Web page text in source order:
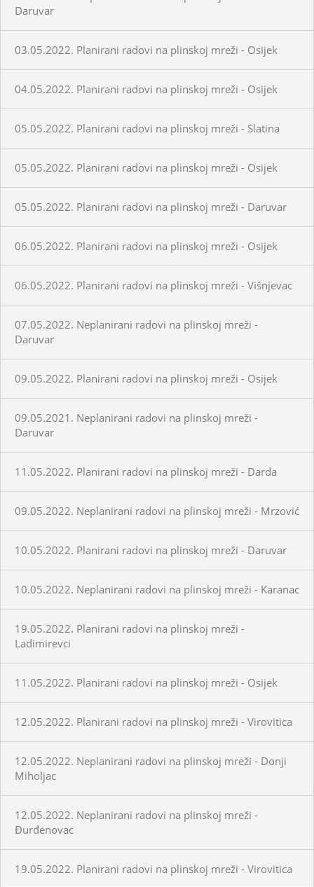
Daruvar
03.05.2022. Planirani radovi na plinskoj mreži - Osijek
04.05.2022. Planirani radovi na plinskoj mreži - Osijek
05.05.2022. Planirani radovi na plinskoj mreži - Slatina
05.05.2022. Planirani radovi na plinskoj mreži - Osijek
05.05.2022. Planirani radovi na plinskoj mreži - Daruvar
06.05.2022. Planirani radovi na plinskoj mreži - Osijek
06.05.2022. Planirani radovi na plinskoj mreži - Višnjevac
07.05.2022. Neplanirani radovi na plinskoj mreži -
Daruvar
09.05.2022. Planirani radovi na plinskoj mreži - Osijek
09.05.2021. Neplanirani radovi na plinskoj mreži -
Daruvar
11.05.2022. Planirani radovi na plinskoj mreži - Darda
09.05.2022. Neplanirani radovi na plinskoj mreži - Mrzović
10.05.2022. Planirani radovi na plinskoj mreži - Daruvar
10.05.2022. Neplanirani radovi na plinskoj mreži - Karanac
19.05.2022. Planirani radovi na plinskoj mreži -
Ladimirevci
11.05.2022. Planirani radovi na plinskoj mreži - Osijek
12.05.2022. Planirani radovi na plinskoj mreži - Virovitica
12.05.2022. Neplanirani radovi na plinskoj mreži - Donji
Miholjac
12.05.2022. Neplanirani radovi na plinskoj mreži -
Đurđenovac
19.05.2022. Planirani radovi na plinskoj mreži - Virovitica